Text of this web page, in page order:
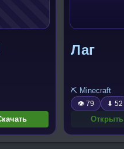
Лаг
⛏️ Minecraft
👁 79 ⬇ 52
Открыть